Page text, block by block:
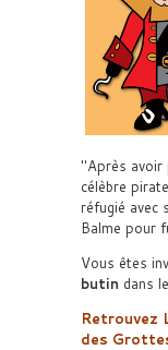
Après avoir
célèbre
réfugié avec
Balme pour
Vous êtes
butin dans
Retrouvez
des